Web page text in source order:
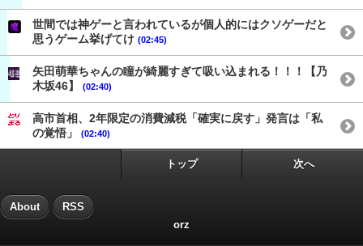
世間では神ゲーと言われているが個人的にはクソゲーだと
思うゲーム挙げてけ (02:45)
矢田萌華ちゃんの瞳が綺麗すぎて吸い込まれる！！！【乃
木坂46】
(02:40)
高市首相、2年限定の消費減税「確実に戻す」発言は「私
の覚悟」
(02:40)
トップ 次へ
About RSS
orz